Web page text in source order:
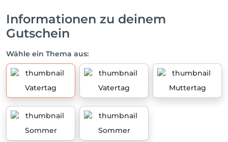
Informationen zu deinem
Gutschein
Wähle ein Thema aus:
Vatertag Vatertag Muttertag
Sommer Sommer